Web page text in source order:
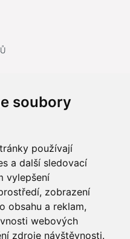
soubory
používají
a další sledovací
vylepšení
zobrazení
obsahu a reklam,
webových
zdroje návštěvnosti.